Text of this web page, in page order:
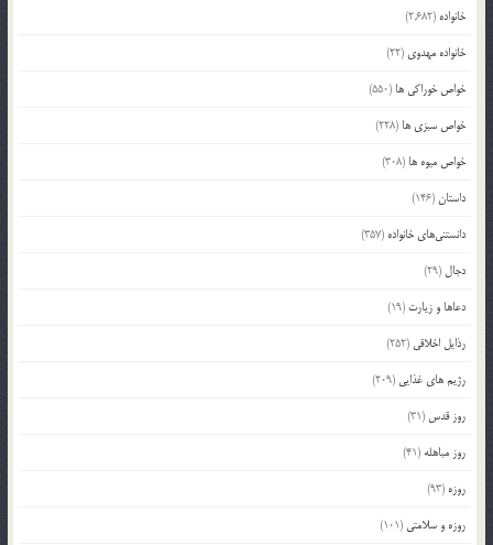
خانواده (2,682)
خانواده مهدوی (22)
خواص خوراکی ها (550)
خواص سبزی ها (228)
خواص میوه ها (308)
داستان(146)
دانستنی‌های خانواده (357)
دجال (29)
دعاها و زیارت (19)
رذایل اخلاقی (252)
رژیم های غذایی (209)
روز قدس (31)
روز مباهله (41)
روزه (93)
روزه و سلامتی (101)